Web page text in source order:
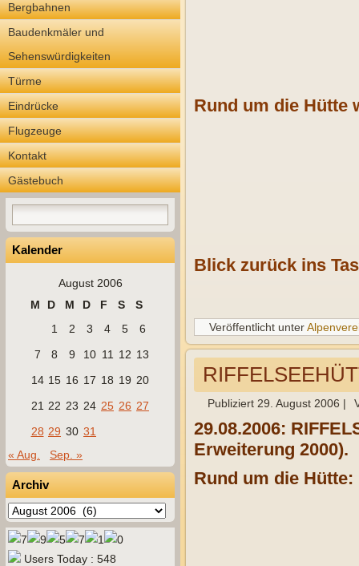
Bergbahnen
Baudenkmäler und
Sehenswürdigkeiten
Türme
Eindrücke
Flugzeuge
Kontakt
Gästebuch
Kalender
August 2006
M
D M D F S
S
1
2 3 4 5
6
7
8 9 10 11 12 13
14 15 16 17 18 19 20
21 22 23 24 25 26 27
28 29 30 31
« Aug.
Sep. »
Archiv
Archiv
Users Today : 548
Rund um die Hütte
Blick zurück ins
Veröffentlicht unter
Publiziert 29. August 2006 |
29.08.2006:
Erweiterung 2000).
Rund um die Hütte: